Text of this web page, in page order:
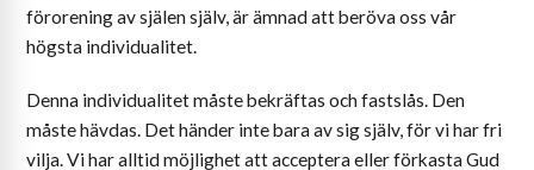
förorening av själen själv, är ämnad att beröva oss vår
högsta individualitet.
Denna individualitet måste bekräftas och fastslås. Den
måste hävdas. Det händer inte bara av sig själv, för vi har fri
vilja. Vi har alltid möjlighet att acceptera eller förkasta Gud